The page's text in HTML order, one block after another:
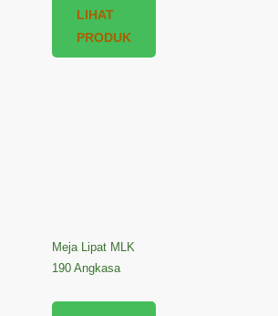
LIHAT
PRODUK
Meja Lipat MLK
190 Angkasa